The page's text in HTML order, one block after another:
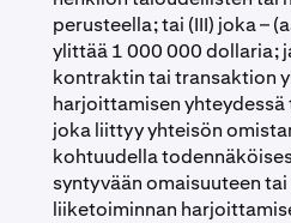
perusteella; tai (III) joka –
ylittää 1 000 000 dollaria;
kontraktin tai transaktion
harjoittamisen
joka liittyy yhteisön
kohtuudella
syntyvään omaisuuteen
liiketoiminnan